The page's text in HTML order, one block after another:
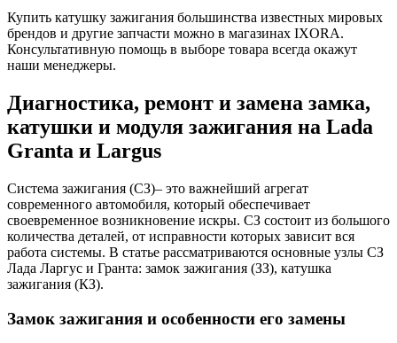
Купить катушку зажигания большинства известных мировых
брендов и другие запчасти можно в магазинах IXORA.
Консультативную помощь в выборе товара всегда окажут
наши менеджеры.
Диагностика, ремонт и замена замка,
катушки и модуля зажигания на Lada
Granta и Largus
Система зажигания (СЗ)– это важнейший агрегат
современного автомобиля, который обеспечивает
своевременное возникновение искры. СЗ состоит из большого
количества деталей, от исправности которых зависит вся
работа системы. В статье рассматриваются основные узлы СЗ
Лада Ларгус и Гранта: замок зажигания (ЗЗ), катушка
зажигания (КЗ).
Замок зажигания и особенности его замены